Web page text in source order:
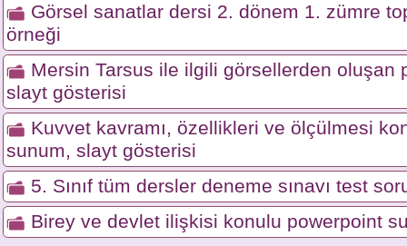
Görsel sanatlar dersi 2. dönem 1. zümre
örneği
Mersin Tarsus ile ilgili görsellerden oluşan
slayt gösterisi
Kuvvet kavramı, özellikleri ve ölçülmesi
sunum, slayt gösterisi
5. Sınıf tüm dersler deneme sınavı test
Birey ve devlet ilişkisi konulu powerpoint